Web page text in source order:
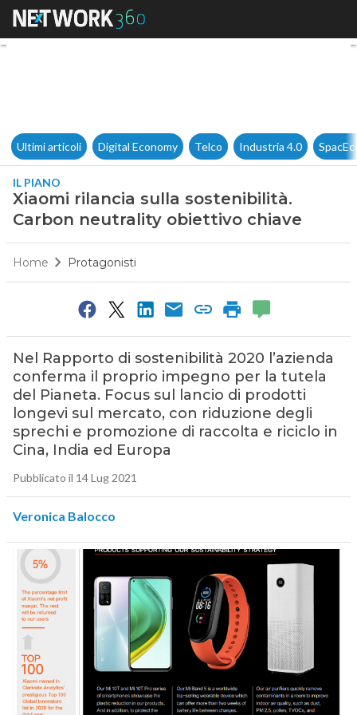
Xiaomi rilancia sulla
Ultimi articoli Digital Economy Telco Industria 4.0
IL PIANO
Xiaomi rilancia sulla sostenibilità.
Carbon neutrality obiettivo chiave
Home Protagonisti
Nel Rapporto di sostenibilità 2020 l’azienda
conferma il proprio impegno per la tutela
del Pianeta. Focus sul lancio di prodotti
longevi sul mercato, con riduzione degli
sprechi e promozione di raccolta e riciclo in
Cina, India ed Europa
Pubblicato il 14 Lug 2021
Veronica Balocco